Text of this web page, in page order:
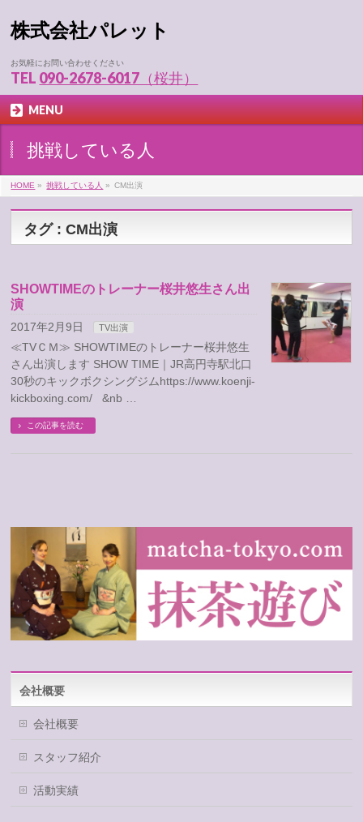
株式会社パレット
お気軽にお問い合わせください
TEL 090-2678-6017（桜井）
MENU
挑戦している人
HOME » 挑戦している人 » CM出演
タグ : CM出演
SHOWTIMEのトレーナー桜井悠生さん出
演
2017年2月9日 TV出演
≪TVＣＭ≫ SHOWTIMEのトレーナー桜井悠生
さん出演します SHOW TIME｜JR高円寺駅北口
30秒のキックボクシングジムhttps://www.koenji-
kickboxing.com/ &nb …
この記事を読む
会社概要
会社概要
スタッフ紹介
活動実績